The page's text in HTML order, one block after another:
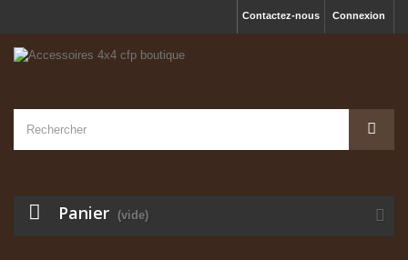
Connexion
Contactez-nous
Panier (vide)